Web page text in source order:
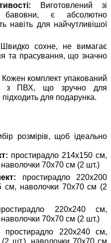
Виготовлений зі
бавовни, є абсолютно
навіть для найчутливішої
Швидко сохне, не вимагає
та прасування, що значно
Кожен комплект упакований
з ПВХ, що зручно для
підходить для подарунка.
розмірів, щоб ідеально
простирадло 214х150 см,
70х70 см (2 шт.)
простирадло 220х200
см, наволочки 70х70 см (2
220х240 см,
70х70 см (2 шт.)
простирадло 220х240 см,
шт.), наволочки 70х70 см